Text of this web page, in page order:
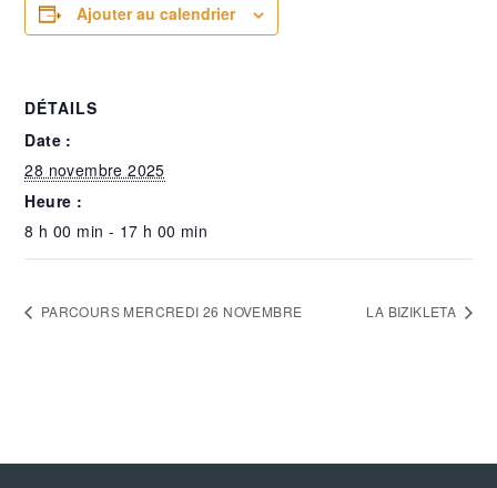
Ajouter au calendrier
DÉTAILS
Date :
28 novembre 2025
Heure :
8 h 00 min - 17 h 00 min
PARCOURS MERCREDI 26 NOVEMBRE LA BIZIKLETA